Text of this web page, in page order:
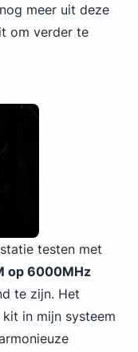
meer uit deze
om verder te
testen met
op 6000MHz
te zijn. Het
in mijn systeem